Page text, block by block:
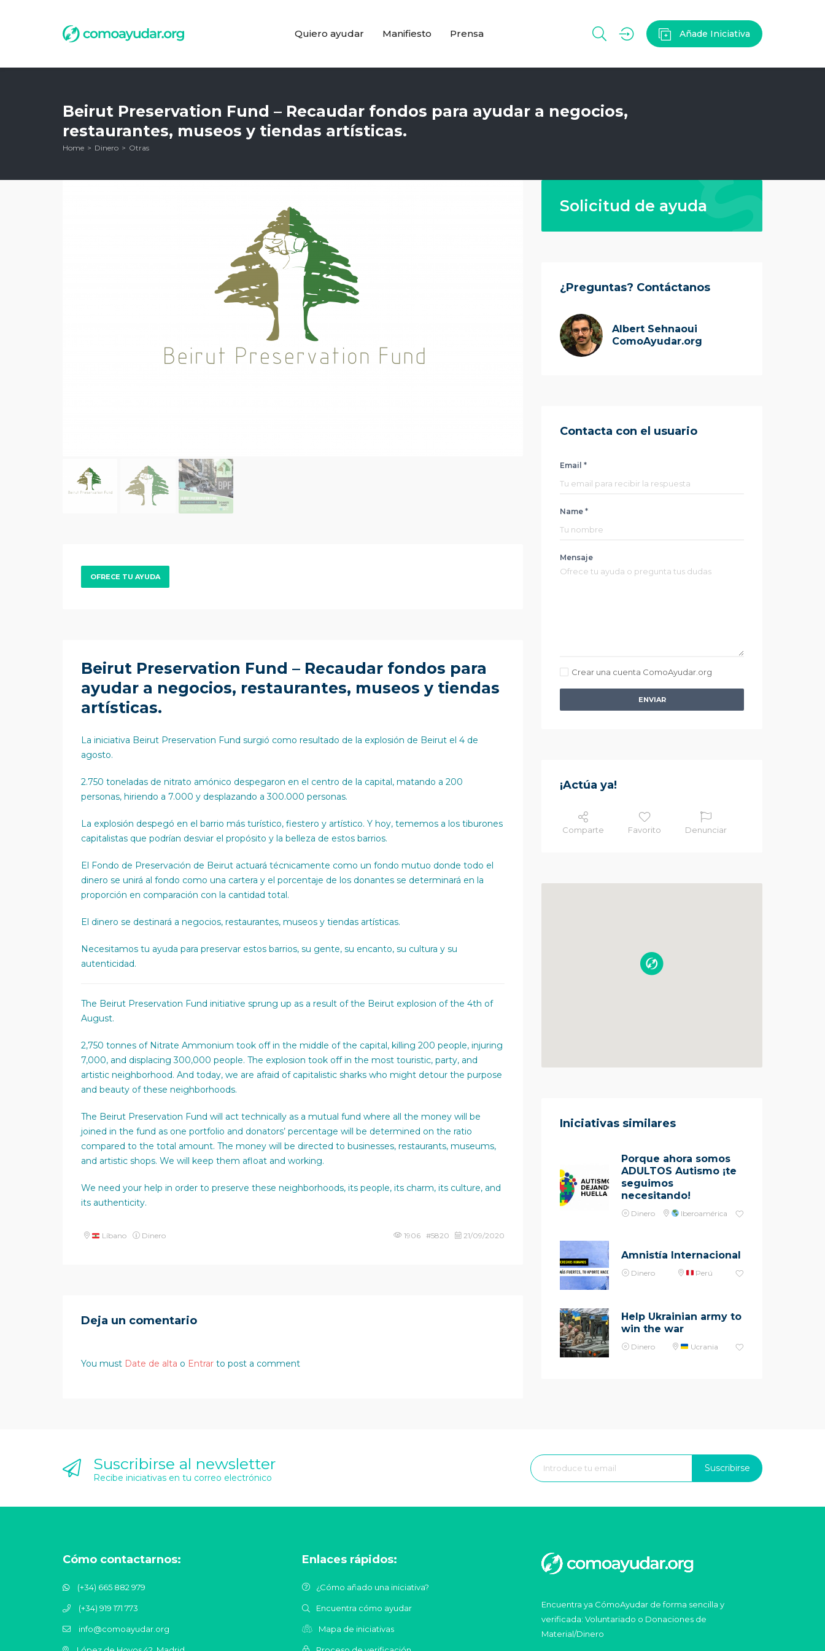
Quiero ayudar Manifiesto Prensa Añade Iniciativa
Beirut Preservation Fund – Recaudar fondos para ayudar a negocios,
restaurantes, museos y tiendas artísticas.
Home Dinero Otras
OFRECE TU AYUDA
Beirut Preservation Fund – Recaudar fondos para
ayudar a negocios, restaurantes, museos y tiendas
artísticas.
La iniciativa Beirut Preservation Fund surgió como resultado de la explosión de Beirut el 4 de
agosto.
2.750 toneladas de nitrato amónico despegaron en el centro de la capital, matando a 200
personas, hiriendo a 7.000 y desplazando a 300.000 personas.
La explosión despegó en el barrio más turístico, fiestero y artístico. Y hoy, tememos a los tiburones
capitalistas que podrían desviar el propósito y la belleza de estos barrios.
El Fondo de Preservación de Beirut actuará técnicamente como un fondo mutuo donde todo el
dinero se unirá al fondo como una cartera y el porcentaje de los donantes se determinará en la
proporción en comparación con la cantidad total.
El dinero se destinará a negocios, restaurantes, museos y tiendas artísticas.
Necesitamos tu ayuda para preservar estos barrios, su gente, su encanto, su cultura y su
autenticidad.
The Beirut Preservation Fund initiative sprung up as a result of the Beirut explosion of the 4th of
August.
2,750 tonnes of Nitrate Ammonium took off in the middle of the capital, killing 200 people, injuring
7,000, and displacing 300,000 people. The explosion took off in the most touristic, party, and
artistic neighborhood. And today, we are afraid of capitalistic sharks who might detour the purpose
and beauty of these neighborhoods.
The Beirut Preservation Fund will act technically as a mutual fund where all the money will be
joined in the fund as one portfolio and donators’ percentage will be determined on the ratio
compared to the total amount. The money will be directed to businesses, restaurants, museums,
and artistic shops. We will keep them afloat and working.
We need your help in order to preserve these neighborhoods, its people, its charm, its culture, and
its authenticity.
Líbano Dinero 1906 #5820 21/09/2020
Deja un comentario
You must Date de alta o Entrar to post a comment
Solicitud de ayuda
¿Preguntas? Contáctanos
Albert Sehnaoui
ComoAyudar.org
Contacta con el usuario
Email *
Name *
Mensaje
Crear una cuenta ComoAyudar.org
ENVIAR
¡Actúa ya!
Comparte Favorito Denunciar
Iniciativas similares
Porque ahora somos
ADULTOS Autismo ¡te
seguimos
necesitando!
Dinero Iberoamérica
Amnistía Internacional
Dinero Perú
Help Ukrainian army to
win the war
Dinero Ucrania
Suscribirse al newsletter
Recibe iniciativas en tu correo electrónico
Suscribirse
Cómo contactarnos:
(+34) 665 882 979
(+34) 919 171 773
info@comoayudar.org
Enlaces rápidos:
¿Cómo añado una iniciativa?
Encuentra cómo ayudar
Mapa de iniciativas
Encuentra ya CómoAyudar de forma sencilla y
verificada: Voluntariado o Donaciones de
Material/Dinero